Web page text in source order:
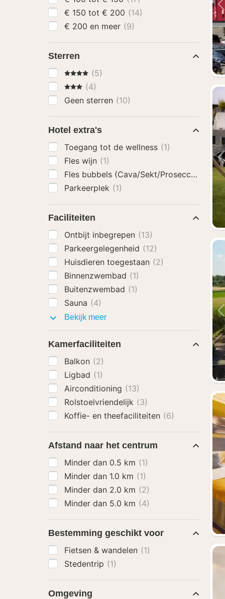
€ 150 tot € 200 (14)
€ 200 en meer (9)
Sterren
4 Sterren
(5)
3 Sterren
(4)
Geen sterren (10)
Hotel extra's
Toegang tot de wellness (1)
Fles wijn (1)
Fles bubbels (Cava/Sekt/Prosecco)
(2)
Parkeerplek (1)
Faciliteiten
Ontbijt inbegrepen (13)
Parkeergelegenheid (12)
Huisdieren toegestaan (2)
Binnenzwembad (1)
Buitenzwembad (1)
Sauna (4)
Bekijk meerFaciliteiten
Kamerfaciliteiten
Balkon (2)
Ligbad (1)
Airconditioning (13)
Rolstoelvriendelijk (3)
Koffie- en theefaciliteiten (6)
Afstand naar het centrum
Minder dan 0.5 km (1)
Minder dan 1.0 km (1)
Minder dan 2.0 km (2)
Minder dan 5.0 km (4)
Bestemming geschikt voor
Fietsen & wandelen (1)
Stedentrip (1)
Omgeving